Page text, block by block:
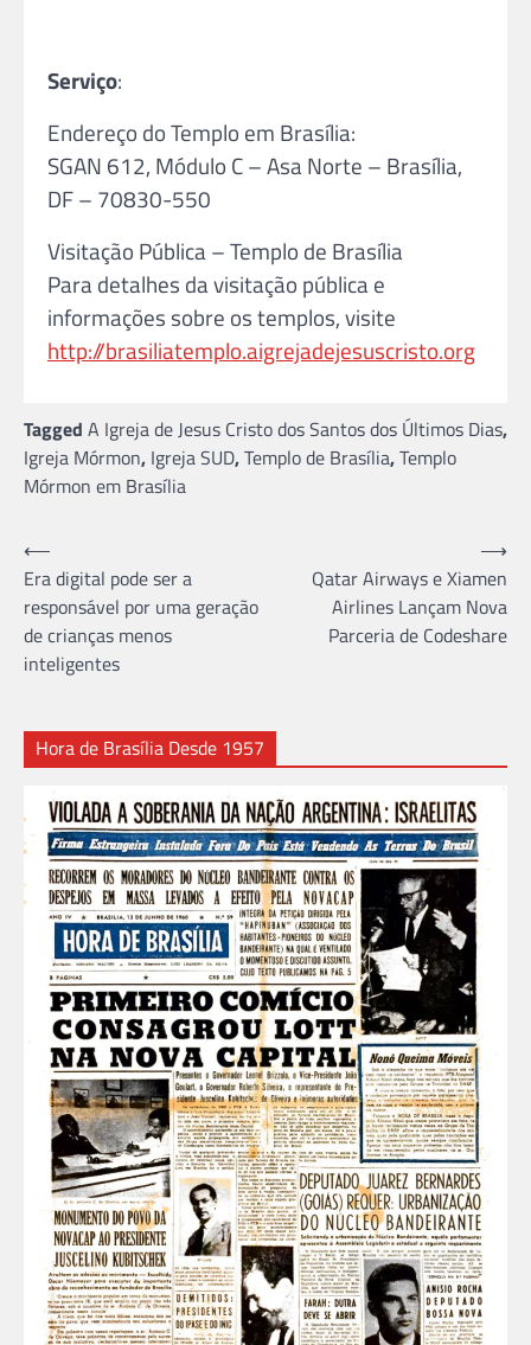
Serviço:
Endereço do Templo em Brasília:
SGAN 612, Módulo C – Asa Norte – Brasília,
DF – 70830-550
Visitação Pública – Templo de Brasília
Para detalhes da visitação pública e
informações sobre os templos, visite
http://brasiliatemplo.aigrejadejesuscristo.org
Tagged A Igreja de Jesus Cristo dos Santos dos Últimos Dias,
Igreja Mórmon, Igreja SUD,Templo de Brasília,Templo
Mórmon em Brasília
Navegação
de
Post
⟵
Era digital pode ser a
responsável por uma geração
de crianças menos
inteligentes
Qatar Airways e Xiamen
Airlines Lançam Nova
Parceria de Codeshare
⟶
Hora de Brasília Desde 1957